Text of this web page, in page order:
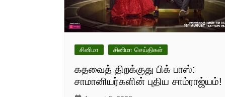
சினிமா சினிமா செய்திகள்
கதவைத் திறக்குது பிக் பாஸ்:
சாமானியர்களின் புதிய சாம்ராஜ்யம்!